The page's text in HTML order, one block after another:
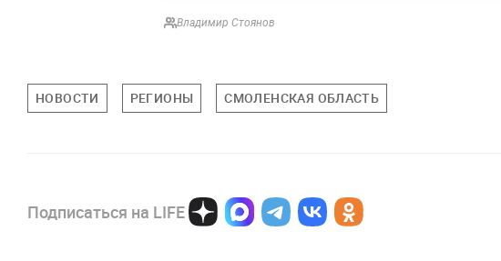
Владимир Стоянов
НОВОСТИ РЕГИОНЫ СМОЛЕНСКАЯ ОБЛАСТЬ
Подписаться на LIFE